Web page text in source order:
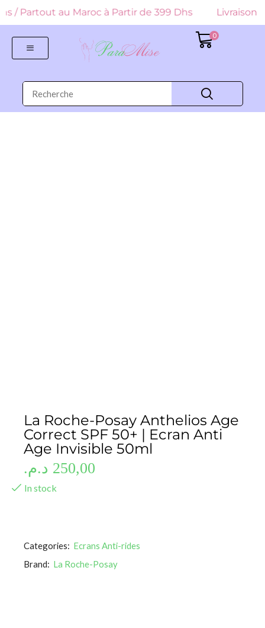
/ Partout au Maroc à Partir de 399 Dhs Livraison
0
La Roche-Posay Anthelios Age
Correct SPF 50+ | Ecran Anti
Age Invisible 50ml
250,00 د.م.
In stock
Categories: Ecrans Anti-rides
Brand: La Roche-Posay